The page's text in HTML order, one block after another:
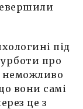
під
про
неможливо
вони самі
це з